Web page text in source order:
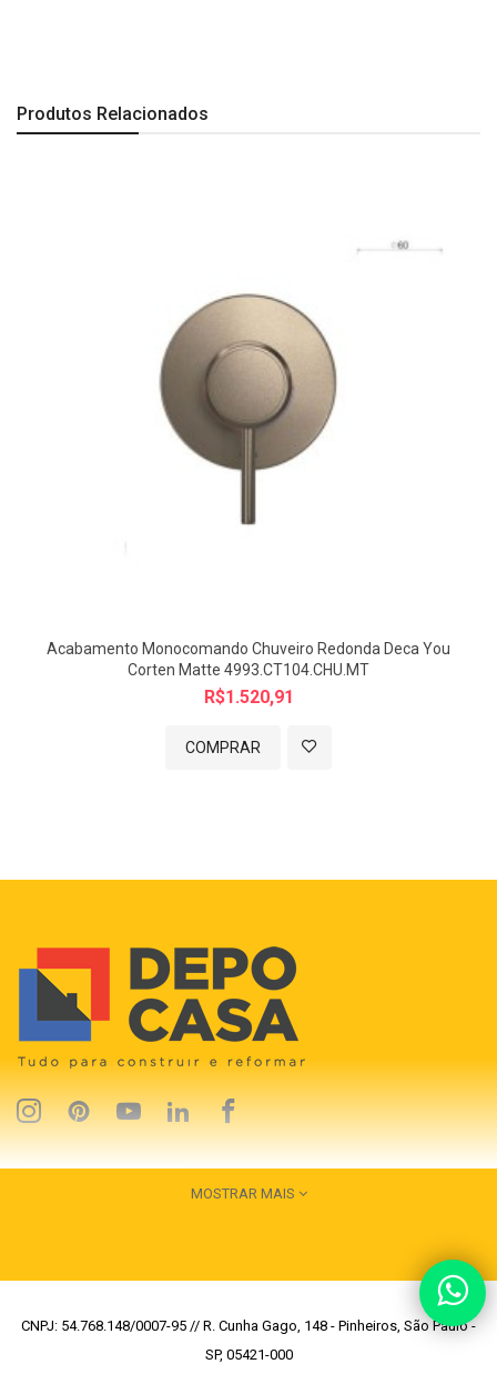
Observação:
Produtos Relacionados
Acabamento Monocomando Chuveiro Redonda Deca You
Corten Matte 4993.CT104.CHU.MT
R$1.520,91
COMPRAR
MOSTRAR MAIS
CNPJ: 54.768.148/0007-95 // R. Cunha Gago, 148 - Pinheiros, São Paulo -
SP, 05421-000